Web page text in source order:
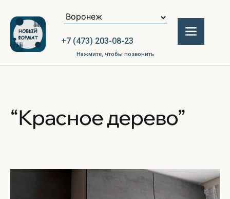
+7 (473) 203-08-23
Нажмите, чтобы позвонить
“Красное дерево”